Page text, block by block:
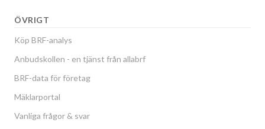
ÖVRIGT
Köp BRF-analys
Anbudskollen - en tjänst från allabrf
BRF-data för företag
Mäklarportal
Vanliga frågor & svar